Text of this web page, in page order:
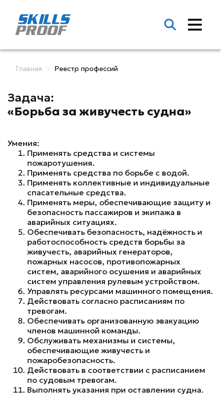
Главная Реестр профессий
Задача:
«Борьба за живучесть судна»
Умения:
Применять средства и системы
пожаротушения.
Применять средства по борьбе с водой.
Применять коллективные и индивидуальные
спасательные средства.
Применять меры, обеспечивающие защиту и
безопасность пассажиров и экипажа в
аварийных ситуациях.
Обеспечивать безопасность, надёжность и
работоспособность средств борьбы за
живучесть, аварийных генераторов,
пожарных насосов, противопожарных
систем, аварийного осушения и аварийных
систем управления рулевым устройством.
Управлять ресурсами машинного помещения.
Действовать согласно расписаниям по
тревогам.
Обеспечивать организованную эвакуацию
членов машинной команды.
Обслуживать механизмы и системы,
обеспечивающие живучесть и
пожаробезопасность.
Действовать в соответствии с расписанием
по судовым тревогам.
Выполнять указания при оставлении судна.